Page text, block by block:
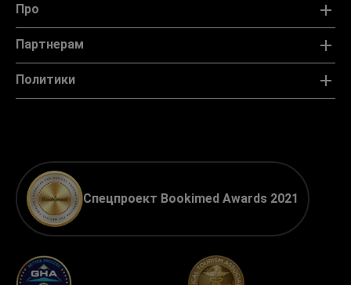
Про
Партнерам
Политики
Спецпроект Bookimed Awards 2021